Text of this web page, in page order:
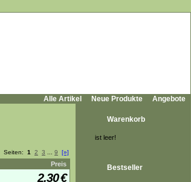
Alle Artikel Neue Produkte Angebote
Seiten: 1 2 3 9 [»]
Preis
2,30€
Warenkorb
ist leer!
Bestseller